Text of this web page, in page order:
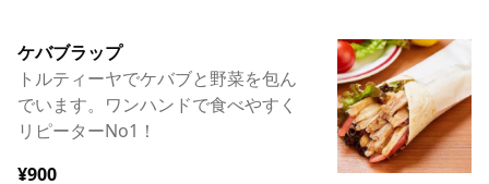
ケバブラップ
トルティーヤでケバブと野菜を包ん
でいます。ワンハンドで食べやすく
リピーターNo1！
¥900